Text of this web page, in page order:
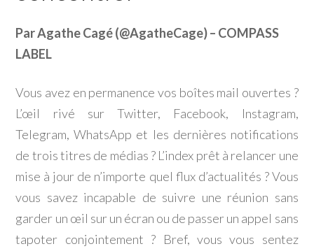
Par Agathe Cagé (@AgatheCage) – COMPASS
LABEL
Vous avez en permanence vos boîtes mail ouvertes ?
L’œil rivé sur Twitter, Facebook, Instagram,
Telegram, WhatsApp et les dernières notifications
de trois titres de médias ? L’index prêt à relancer une
mise à jour de n’importe quel flux d’actualités ? Vous
vous savez incapable de suivre une réunion sans
garder un œil sur un écran ou de passer un appel sans
tapoter conjointement ? Bref, vous vous sentez